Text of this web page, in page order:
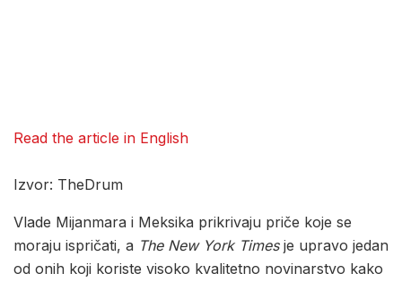
Read the article in English
Izvor: TheDrum
Vlade Mijanmara i Meksika prikrivaju priče koje se
moraju ispričati, a The New York Timesje upravo jedan
od onih koji koriste visoko kvalitetno novinarstvo kako